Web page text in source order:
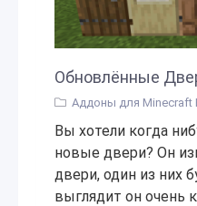
Обновлённые
Аддоны для Minecraft
Вы хотели когда
новые двери? Он
двери, один из них
выглядит он очень